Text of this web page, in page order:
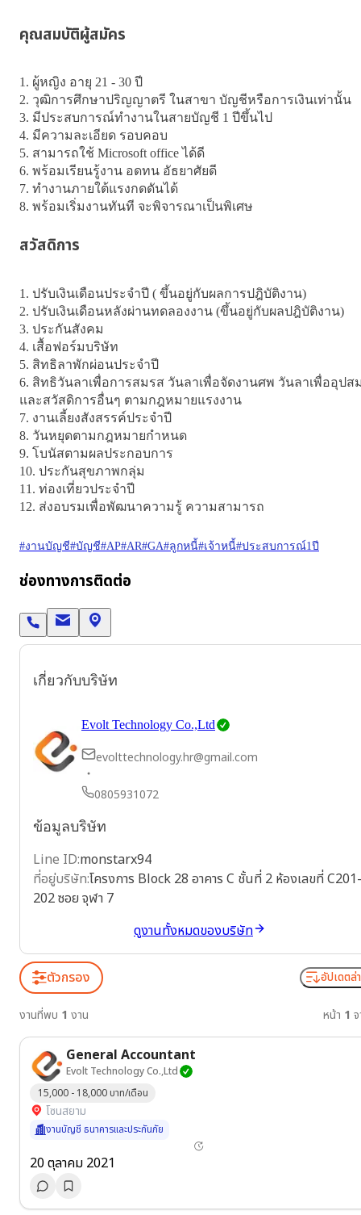
คุณสมบัติผู้สมัคร
1. ผู้หญิง อายุ 21 - 30 ปี
2. วุฒิการศึกษาปริญญาตรี ในสาขา บัญชีหรือการเงินเท่านั้น
3. มีประสบการณ์ทำงานในสายบัญชี 1 ปีขึ้นไป
4. มีความละเอียด รอบคอบ
5. สามารถใช้ Microsoft office ได้ดี
6. พร้อมเรียนรู้งาน อดทน อัธยาศัยดี
7. ทำงานภายใต้แรงกดดันได้
8. พร้อมเริ่มงานทันที จะพิจารณาเป็นพิเศษ
สวัสดิการ
1. ปรับเงินเดือนประจำปี ( ขึ้นอยู่กับผลการปฎิบัติงาน)
2. ปรับเงินเดือนหลังผ่านทดลองงาน (ขึ้นอยู่กับผลปฎิบัติงาน)
3. ประกันสังคม
4. เสื้อฟอร์มบริษัท
5. สิทธิลาพักผ่อนประจำปี
6. สิทธิวันลาเพื่อการสมรส วันลาเพื่อจัดงานศพ วันลาเพื่ออุปส
และสวัสดิการอื่นๆ ตามกฎหมายแรงงาน
7. งานเลี้ยงสังสรรค์ประจำปี
8. วันหยุดตามกฎหมายกำหนด
9. โบนัสตามผลประกอบการ
10. ประกันสุขภาพกลุ่ม
11. ท่องเที่ยวประจำปี
12. ส่งอบรมเพื่อพัฒนาความรู้ ความสามารถ
#งานบัญชี#บัญชี#AP#AR#GA#ลูกหนี้#เจ้าหนี้#ประสบการณ์1ปี
ช่องทางการติดต่อ
เกี่ยวกับบริษัท
Evolt Technology Co.,Ltd
evolttechnology.hr@gmail.com
0805931072
ข้อมูลบริษัท
Line ID:monstarx94
ที่อยู่บริษัท:โครงการ Block 28 อาคาร C ชั้นที่ 2 ห้องเลขที่ C201-
202 ซอย จุฬา 7
ดูงานทั้งหมดของบริษัท
ตัวกรอง อัปเดตล่
งานที่พบ 1 งาน หน้า 1
General Accountant
Evolt Technology Co.,Ltd
15,000 - 18,000 บาท/เดือน
โซนสยาม
งานบัญชี ธนาคารและประกันภัย
20 ตุลาคม 2021